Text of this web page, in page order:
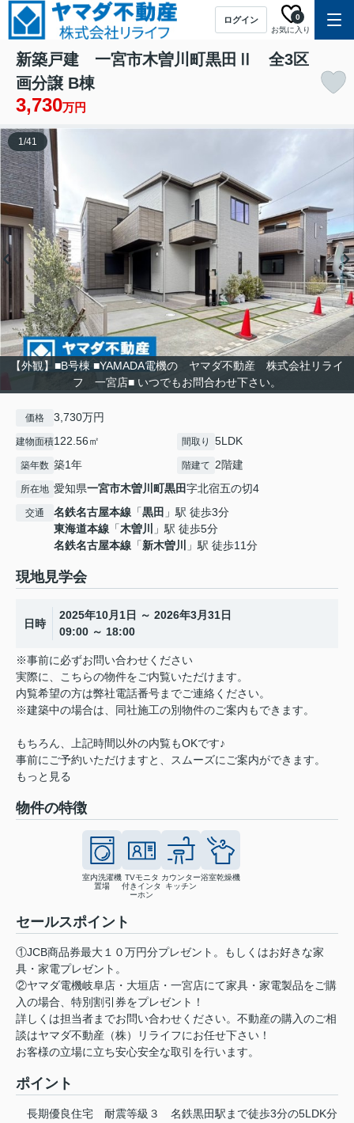
ログイン
お気に入り
0
新築戸建 一宮市木曽川町黒田Ⅱ 全3区
画分譲 B棟
3,730万円
【外観】■B号棟 ■YAMADA電機の ヤマダ不動産 株式会社リライ
フ 一宮店■ いつでもお問合わせ下さい。
1/41
価格 3,730万円
建物面積122.56㎡ 間取り 5LDK
築年数 築1年 階建て 2階建
所在地 愛知県一宮市木曽川町黒田字北宿五の切4
交通 名鉄名古屋本線 「黒田 」駅 徒歩3分
東海道本線 「木曽川
」駅 徒歩5分
名鉄名古屋本線 「新木曽川 」駅 徒歩11分
現地見学会
日時
2025年10月1日 ～ 2026年3月31日
09:00 ～ 18:00
※事前に必ずお問い合わせください
実際に、こちらの物件をご内覧いただけます。
内覧希望の方は弊社電話番号までご連絡ください。
※建築中の場合は、同社施工の別物件のご案内もできます。
もちろん、上記時間以外の内覧もOKです♪
事前にご予約いただけますと、スムーズにご案内ができます。
もっと見る
物件の特徴
室内洗濯機
置場
TVモニタ
付きインタ
ーホン
カウンター
キッチン
浴室乾燥機
セールスポイント
①JCB商品券最大１０万円分プレゼント。もしくはお好きな家
具・家電プレゼント。
②ヤマダ電機岐阜店・大垣店・一宮店にて家具・家電製品をご購
入の場合、特別割引券をプレゼント！
詳しくは担当者までお問い合わせください。不動産の購入のご相
談はヤマダ不動産（株）リライフにお任せ下さい！
お客様の立場に立ち安心安全な取引を行います。
ポイント
長期優良住宅 耐震等級３
名鉄黒田駅まで徒歩3分の5LDK分